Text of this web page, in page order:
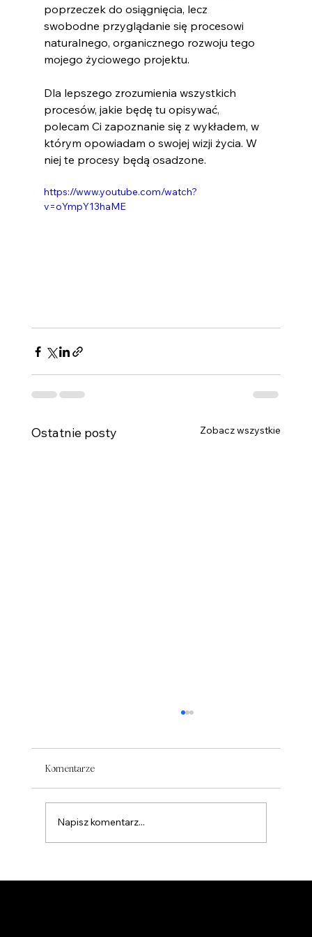
poprzeczek do osiągnięcia, lecz
swobodne przyglądanie się procesowi
naturalnego, organicznego rozwoju tego
mojego życiowego projektu.
Dla lepszego zrozumienia wszystkich
procesów, jakie będę tu opisywać,
polecam Ci zapoznanie się z wykładem, w
którym opowiadam o swojej wizji życia. W
niej te procesy będą osadzone.
https://www.youtube.com/watch?
v=oYmpY13haME
Ostatnie posty Zobacz wszystkie
ARCHIWUM
Komentarze
Napisz komentarz...